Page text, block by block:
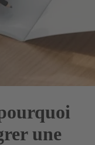
une